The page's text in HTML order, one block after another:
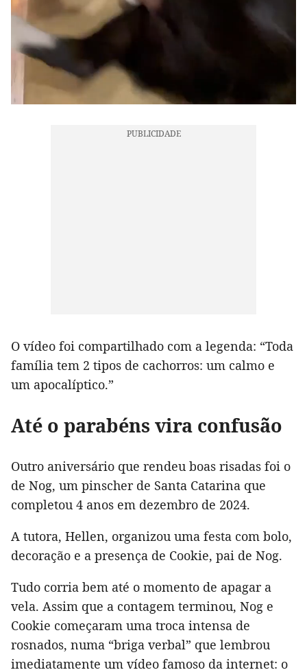
O vídeo foi compartilhado com a legenda: “Toda
família tem 2 tipos de cachorros: um calmo e
um apocalíptico.”
Até o parabéns vira confusão
Outro aniversário que rendeu boas risadas foi o
de Nog, um pinscher de Santa Catarina que
completou 4 anos em dezembro de 2024.
A tutora, Hellen, organizou uma festa com bolo,
decoração e a presença de Cookie, pai de Nog.
Tudo corria bem até o momento de apagar a
vela. Assim que a contagem terminou, Nog e
Cookie começaram uma troca intensa de
rosnados, numa “briga verbal” que lembrou
imediatamente um vídeo famoso da internet: o